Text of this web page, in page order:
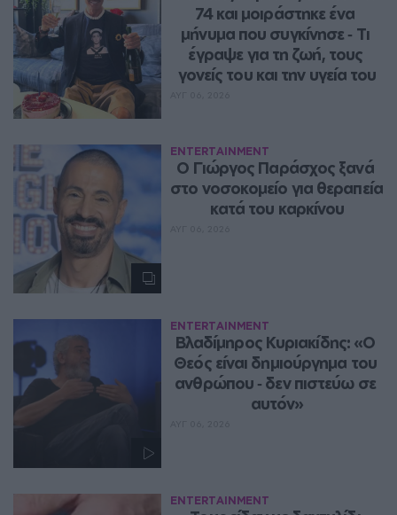
74 και μοιράστηκε ένα
μήνυμα που συγκίνησε ‑ Τι
έγραψε για τη ζωή, τους
γονείς του και την υγεία του
ENTERTAINMENT
O Γιώργος Παράσχος ξανά
στο νοσοκομείο για θεραπεία
κατά του καρκίνου
ENTERTAINMENT
Βλαδίμηρος Κυριακίδης: «Ο
Θεός είναι δημιούργημα του
ανθρώπου ‑ δεν πιστεύω σε
αυτόν»
ENTERTAINMENT